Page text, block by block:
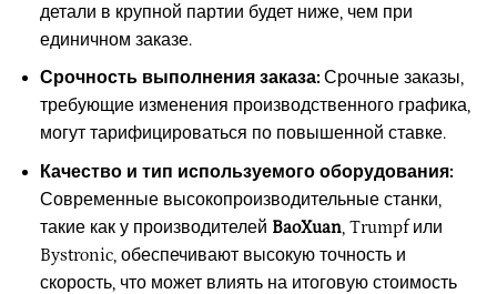
детали в крупной партии будет ниже, чем при
единичном заказе.
Срочность выполнения заказа:Срочные заказы,
требующие изменения производственного графика,
могут тарифицироваться по повышенной ставке.
Качество и тип используемого оборудования:
Современные высокопроизводительные станки,
такие как у производителей BaoXuan, Trumpf или
Bystronic, обеспечивают высокую точность и
скорость, что может влиять на итоговую стоимость